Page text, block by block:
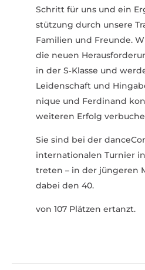
Schritt für uns und ein
stützung durch unsere
Familien und Freunde.
die neuen
in der S‑Klasse und
Leiden­schaft und
nique und Ferdinand
weiteren Erfolg
Sie sind bei der
inter­na­tio­nalen Turnier
treten – in der jüngeren
dabei den 40.
von 107 Plätzen ertanzt.